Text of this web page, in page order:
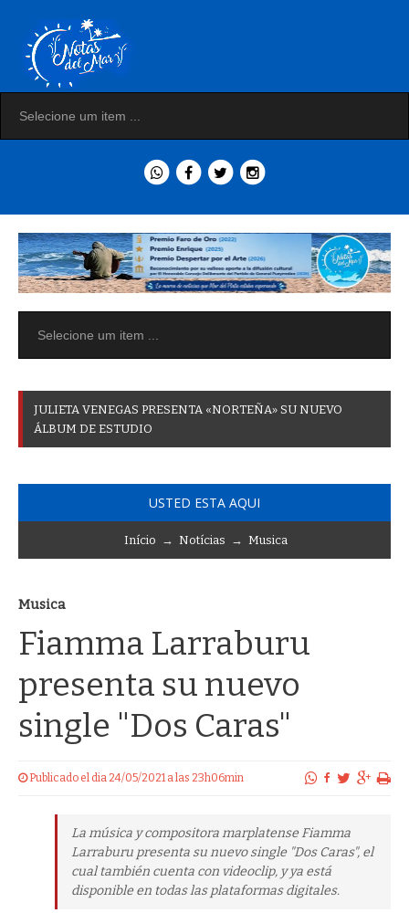
JULIETA VENEGAS PRESENTA «NORTEÑA» SU NUEVO
ÁLBUM DE ESTUDIO
USTED ESTA AQUI
Início → Notícias → Musica
Musica
Fiamma Larraburu
presenta su nuevo
single "Dos Caras"
Publicado el dia 24/05/2021 a las 23h06min
La música y compositora marplatense Fiamma
Larraburu presenta su nuevo single "Dos Caras", el
cual también cuenta con videoclip, y ya está
disponible en todas las plataformas digitales.